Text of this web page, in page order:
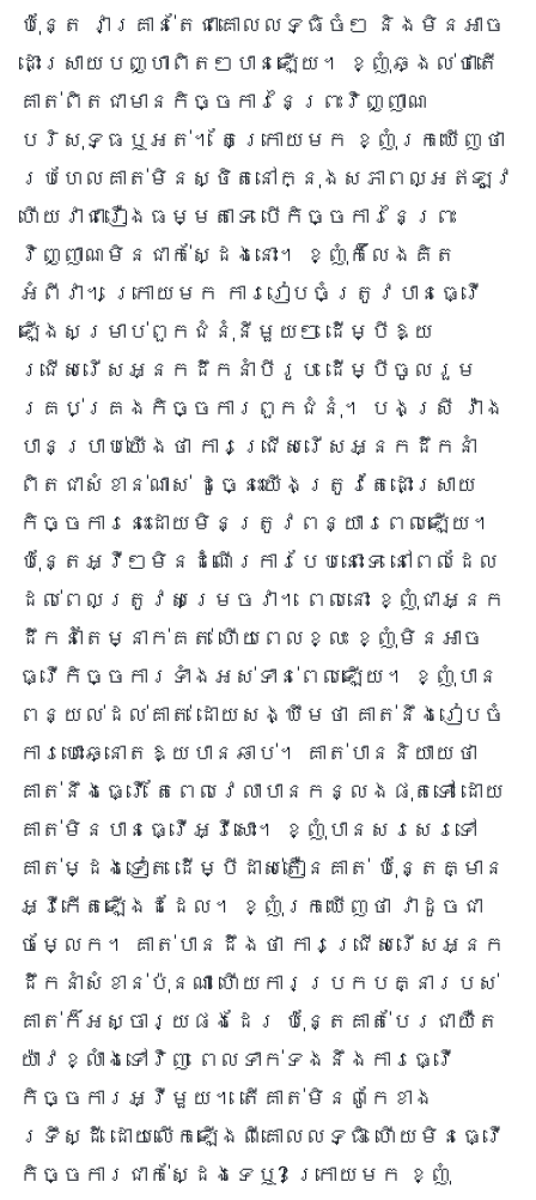
ប៉ុន្តែ វាគ្រាន់តែជាគោលលទ្ធិចំៗ និងមិនអាច
ដោះស្រាយបញ្ហាពិតៗបានឡើយ។ ខ្ញុំឆ្ងល់ថាតើ
គាត់ពិតជាមានកិច្ចការនៃព្រះវិញ្ញាណ
បរិសុទ្ធឬអត់។ តែក្រោយមក ខ្ញុំរកឃើញថា
ប្រហែលគាត់មិនស្ថិតនៅក្នុងសភាពល្អឥឡូវ
ហើយវាជារឿងធម្មតាទេ បើកិច្ចការនៃព្រះ
វិញ្ញាណមិនជាក់ស្ដែងនោះ។ ខ្ញុំក៏លែងគិត
អំពីវា។ ក្រោយមក ការរៀបចំត្រូវបានធ្វើ
ឡើងសម្រាប់ពួកជំនុំនីមួយៗ ដើម្បីឱ្យ
ជ្រើសរើសអ្នកដឹកនាំបីរូប ដើម្បីចូលរួម
គ្រប់គ្រងកិច្ចការពួកជំនុំ។ បងស្រី វ៉ាង
បានប្រាប់យើងថា ការជ្រើសរើសអ្នកដឹកនាំ
ពិតជាសំខាន់ណាស់ ដូច្នេះយើងត្រូវតែដោះស្រាយ
កិច្ចការនេះដោយមិនត្រូវពន្យារពេលឡើយ។
ប៉ុន្តែអ្វីៗមិនដំណើរការបែបនោះទេ នៅពេលដែល
ដល់ពេលត្រូវសម្រេចវា។ ពេលនោះ ខ្ញុំជាអ្នក
ដឹកនាំតែម្នាក់គត់ ហើយពេលខ្លះ ខ្ញុំមិនអាច
ធ្វើកិច្ចការទាំងអស់ទាន់ពេលឡើយ។ ខ្ញុំបាន
ពន្យល់ដល់គាត់ ដោយសង្ឃឹមថា គាត់នឹងរៀបចំ
ការបោះឆ្នោតឱ្យបានឆាប់។ គាត់បាននិយាយថា
គាត់នឹងធ្វើ តែពេលវេលាបានកន្លងផុតទៅ ដោយ
គាត់មិនបានធ្វើអ្វីសោះ។ ខ្ញុំបានសរសេរទៅ
គាត់ម្ដងទៀត ដើម្បីដាស់តឿនគាត់ ប៉ុន្តែគ្មាន
អ្វីកើតឡើងដដែល។ ខ្ញុំរកឃើញថា វាដូចជា
ចម្លែក។ គាត់បានដឹងថា ការជ្រើសរើសអ្នក
ដឹកនាំសំខាន់ប៉ុនណា ហើយការប្រកបគ្នារបស់
គាត់ក៏អស្ចារ្យផងដែរ ប៉ុន្តែគាត់បែរជាយឺត
យ៉ាវខ្លាំងទៅវិញ ពេលទាក់ទងនឹងការធ្វើ
កិច្ចការអ្វីមួយ។ តើគាត់មិនពូកែខាង
ទ្រឹស្ដី ដោយលើកឡើងពីគោលលទ្ធិ ហើយមិនធ្វើ
កិច្ចការជាក់ស្ដែងទេឬ? ក្រោយមក ខ្ញុំ